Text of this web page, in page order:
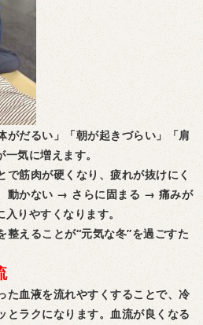
がだるい」「朝が起きづらい」「肩
気に増えます。
で筋肉が硬くなり、疲れが抜けにく
動かない → さらに固まる → 痛みが
りやすくなります。
整えることが“元気な冬”を過ごすた
た血液を流れやすくすることで、冷
とラクになります。血流が良くなる